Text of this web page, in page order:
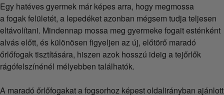
Egy hatéves gyermek már képes arra, hogy megmossa
a fogak felületét, a lepedéket azonban mégsem tudja teljesen
eltávolítani. Mindennap mossa meg gyermeke fogait esténként
alvás előtt, és különösen figyeljen az új, előtörő maradó
őrlőfogak tisztítására, hiszen azok hosszú ideig a tejőrlők
rágófelszínénél mélyebben találhatók.
A maradó őrlőfogakat a fogsorhoz képest oldalirányban ajánlott